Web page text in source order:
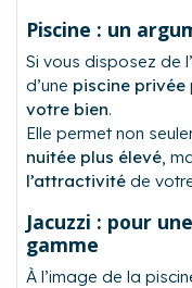
Piscine : un
Si vous disposez de
d’une piscine privée
votre bien.
Elle permet non
nuitée plus élevé,
l’attractivité de
Jacuzzi : pour
gamme
À l’image de la